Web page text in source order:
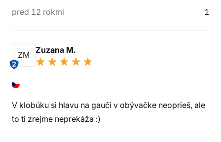
pred 12 rokmi 1
ZM
2
Zuzana M.
V klobúku si hlavu na gauči v obývačke neoprieš, ale
to ti zrejme neprekáža :)